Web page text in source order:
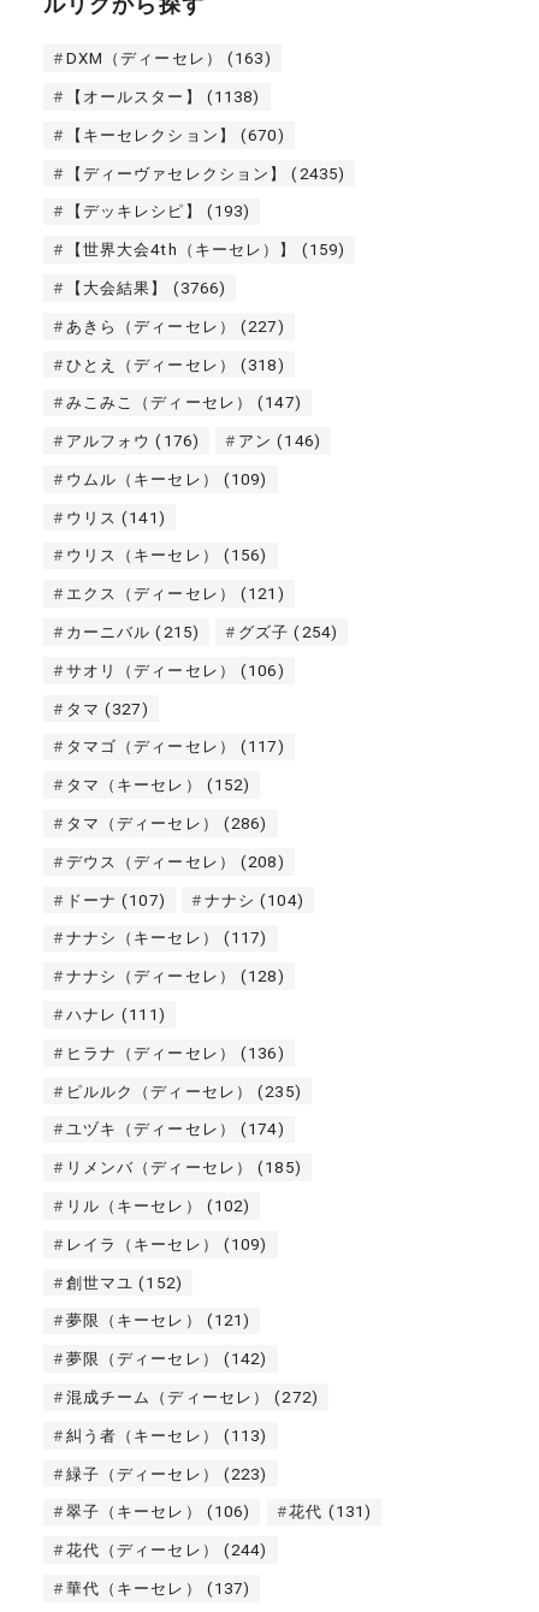
DXM（ディーセレ） (163)
【オールスター】 (1138)
【キーセレクション】 (670)
【ディーヴァセレクション】 (2435)
【デッキレシピ】 (193)
【世界大会4th（キーセレ）】 (159)
【大会結果】 (3766)
あきら（ディーセレ） (227)
ひとえ（ディーセレ） (318)
みこみこ（ディーセレ） (147)
アルフォウ (176) アン (146)
ウムル（キーセレ） (109)
ウリス (141)
ウリス（キーセレ） (156)
エクス（ディーセレ） (121)
カーニバル (215) グズ子 (254)
サオリ（ディーセレ） (106)
タマ (327)
タマゴ（ディーセレ） (117)
タマ（キーセレ） (152)
タマ（ディーセレ） (286)
デウス（ディーセレ） (208)
ドーナ (107) ナナシ (104)
ナナシ（キーセレ） (117)
ナナシ（ディーセレ） (128)
ハナレ (111)
ヒラナ（ディーセレ） (136)
ピルルク（ディーセレ） (235)
ユヅキ（ディーセレ） (174)
リメンバ（ディーセレ） (185)
リル（キーセレ） (102)
レイラ（キーセレ） (109)
創世マユ (152)
夢限（キーセレ） (121)
夢限（ディーセレ） (142)
混成チーム（ディーセレ） (272)
糾う者（キーセレ） (113)
緑子（ディーセレ） (223)
翠子（キーセレ） (106) 花代 (131)
花代（ディーセレ） (244)
華代（キーセレ） (137)